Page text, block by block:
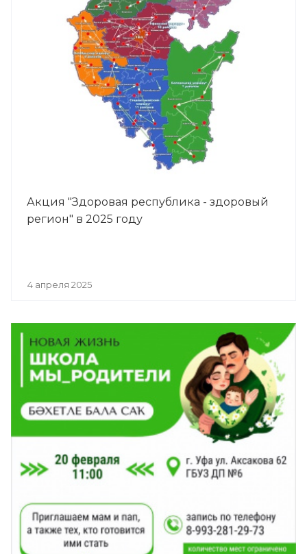
Акция "Здоровая республика - здоровый
регион" в 2025 году
4 апреля 2025